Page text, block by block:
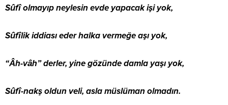
Sûfî olmayıp neylesin evde yapacak işi yok,
Sûfîlik iddiası eder halka vermeğe aşı yok,
“Âh-vâh” derler, yine gözünde damla yaşı yok,
Sûfî-nakş oldun veli, asla müslüman olmadın.